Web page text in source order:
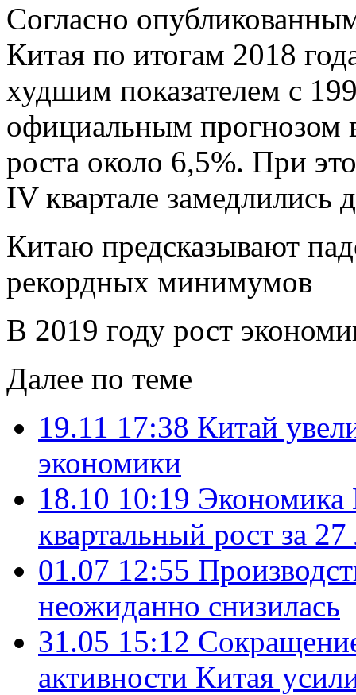
Согласно
Китая по итогам 2018
худшим показателем с
официальным прогнозом
роста около 6,5%. При
IV квартале замедлились
Китаю предсказывают
рекордных минимумов
В 2019 году рост
Далее по теме
19.11 17:38 Китай
экономики
18.10 10:19 Экономика
квартальный рост за 27
01.07 12:55
неожиданно снизилась
31.05 15:12
активности Китая